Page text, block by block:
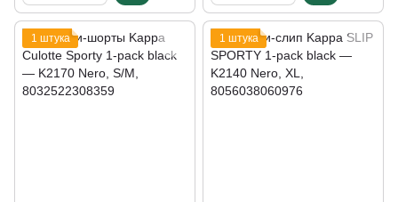
1 штука 1 штука